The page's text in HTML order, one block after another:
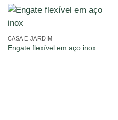
CASA E JARDIM
Engate flexível em aço inox